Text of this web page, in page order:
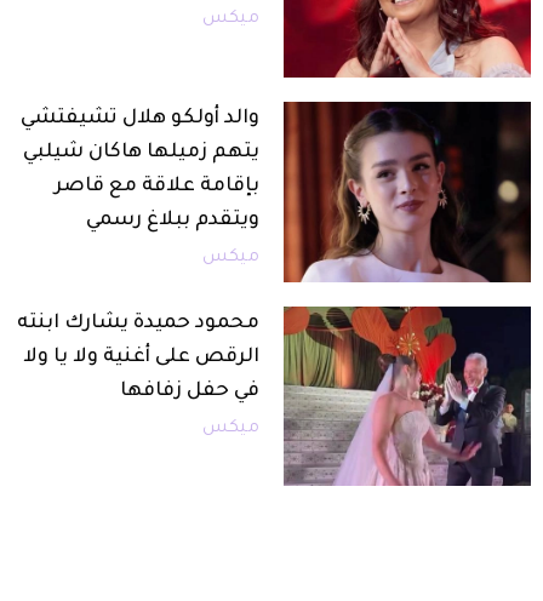
ميكس
والد أولكو هلال تشيفتشي
يتهم زميلها هاكان شيلبي
بإقامة علاقة مع قاصر
ويتقدم ببلاغ رسمي
ميكس
محمود حميدة يشارك ابنته
الرقص على أغنية ولا يا ولا
في حفل زفافها
ميكس